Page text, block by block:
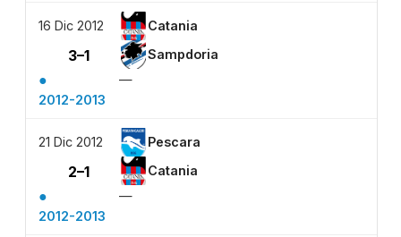
16 Dic 2012 Catania
3–1 Sampdoria
●
—
2012-2013
21 Dic 2012 Pescara
2–1 Catania
●
—
2012-2013